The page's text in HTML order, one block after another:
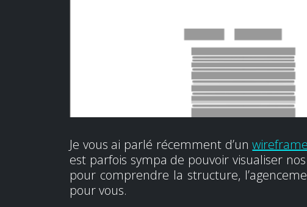
Je vous ai parlé récemment d’unwireframe
est parfois sympa de pouvoir visualiser
pour comprendre la structure,
pour vous.